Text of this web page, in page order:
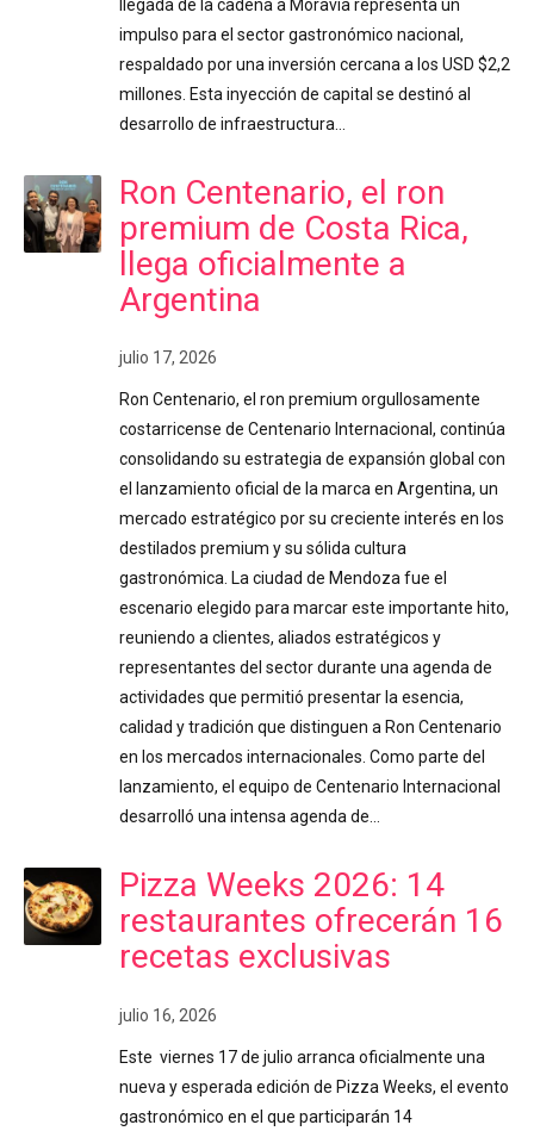
llegada de la cadena a Moravia representa un
impulso para el sector gastronómico nacional,
respaldado por una inversión cercana a los USD $2,2
millones. Esta inyección de capital se destinó al
desarrollo de infraestructura…
Ron Centenario, el ron
premium de Costa Rica,
llega oficialmente a
Argentina
julio 17, 2026
Ron Centenario, el ron premium orgullosamente
costarricense de Centenario Internacional, continúa
consolidando su estrategia de expansión global con
el lanzamiento oficial de la marca en Argentina, un
mercado estratégico por su creciente interés en los
destilados premium y su sólida cultura
gastronómica. La ciudad de Mendoza fue el
escenario elegido para marcar este importante hito,
reuniendo a clientes, aliados estratégicos y
representantes del sector durante una agenda de
actividades que permitió presentar la esencia,
calidad y tradición que distinguen a Ron Centenario
en los mercados internacionales. Como parte del
lanzamiento, el equipo de Centenario Internacional
desarrolló una intensa agenda de…
Pizza Weeks 2026: 14
restaurantes ofrecerán 16
recetas exclusivas
julio 16, 2026
Este viernes 17 de julio arranca oficialmente una
nueva y esperada edición de Pizza Weeks, el evento
gastronómico en el que participarán 14